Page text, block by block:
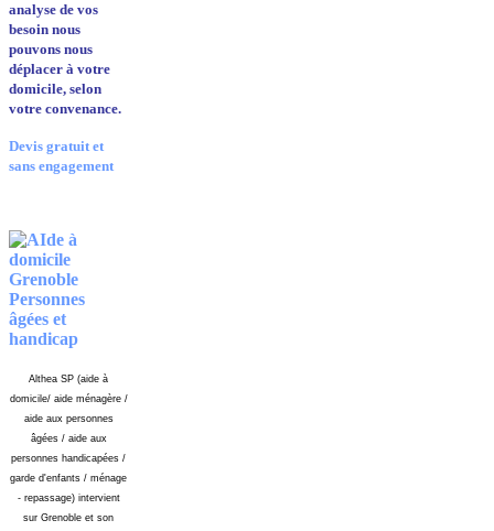
analyse de vos
besoin nous
pouvons nous
déplacer à votre
domicile, selon
votre convenance.
Devis gratuit et
sans engagement
Althea SP (aide à
domicile/ aide ménagère /
aide aux personnes
âgées / aide aux
personnes handicapées /
garde d'enfants / ménage
- repassage) intervient
sur Grenoble et son